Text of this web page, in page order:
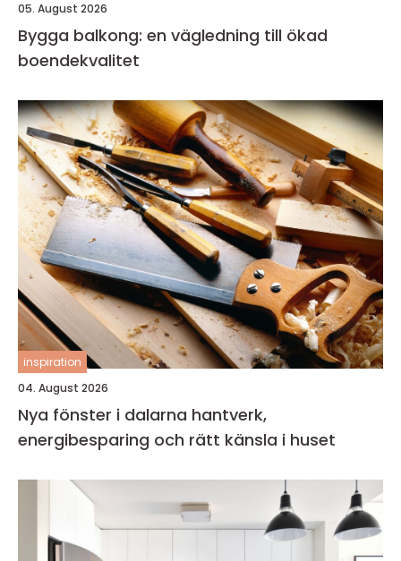
05. August 2026
Bygga balkong: en vägledning till ökad
boendekvalitet
inspiration
04. August 2026
Nya fönster i dalarna hantverk,
energibesparing och rätt känsla i huset